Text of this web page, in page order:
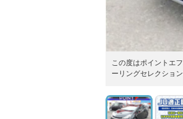
この度はポイントエ
ーリングセレクショ